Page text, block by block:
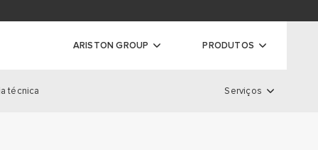
ARISTON GROUP PRODUTOS
técnica Serviços